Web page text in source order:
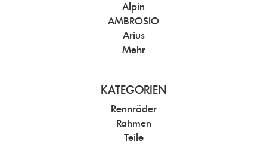
Alpin
AMBROSIO
Arius
Mehr
KATEGORIEN
Rennräder
Rahmen
Teile